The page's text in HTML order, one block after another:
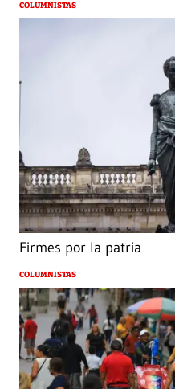
COLUMNISTAS
Firmes por la patria
COLUMNISTAS